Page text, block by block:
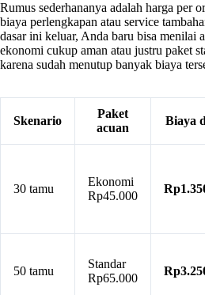
Rumus sederhananya adalah harga per
biaya perlengkapan atau service
dasar ini keluar, Anda baru bisa menilai
ekonomi cukup aman atau justru paket
karena sudah menutup banyak biaya
Skenario
Paket
acuan
Biaya
30 tamu
Ekonomi
Rp45.000
50 tamu
Standar
Rp65.000